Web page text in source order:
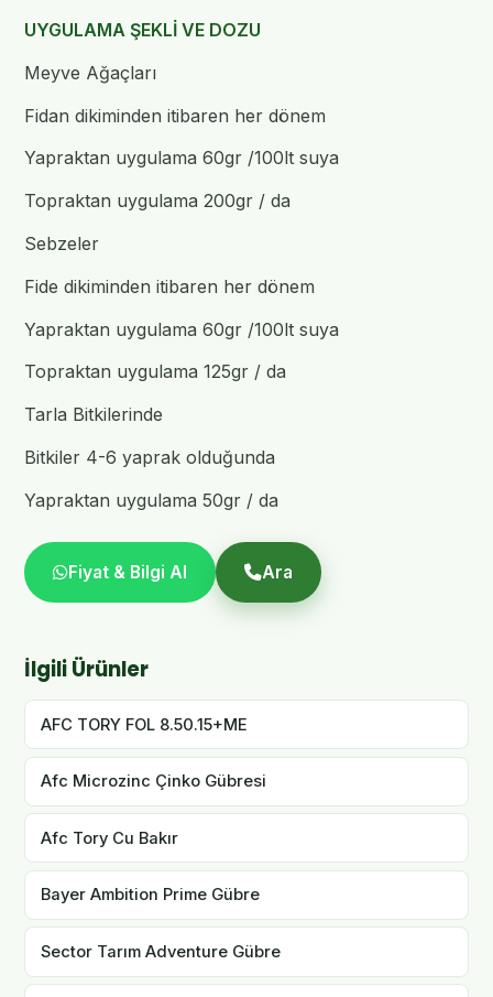
UYGULAMA ŞEKLİ VE DOZU
Meyve Ağaçları
Fidan dikiminden itibaren her dönem
Yapraktan uygulama 60gr /100lt suya
Topraktan uygulama 200gr / da
Sebzeler
Fide dikiminden itibaren her dönem
Yapraktan uygulama 60gr /100lt suya
Topraktan uygulama 125gr / da
Tarla Bitkilerinde
Bitkiler 4-6 yaprak olduğunda
Yapraktan uygulama 50gr / da
Fiyat & Bilgi Al Ara
İlgili Ürünler
AFC TORY FOL 8.50.15+ME
Afc Microzinc Çinko Gübresi
Afc Tory Cu Bakır
Bayer Ambition Prime Gübre
Sector Tarım Adventure Gübre